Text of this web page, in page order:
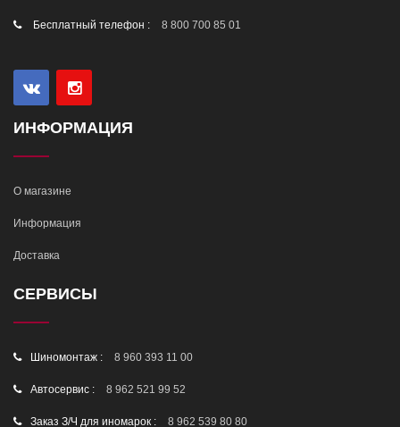
Бесплатный телефон : 8 800 700 85 01
ИНФОРМАЦИЯ
О магазине
Информация
Доставка
СЕРВИСЫ
Шиномонтаж : 8 960 393 11 00
Автосервис : 8 962 521 99 52
Заказ З/Ч для иномарок : 8 962 539 80 80